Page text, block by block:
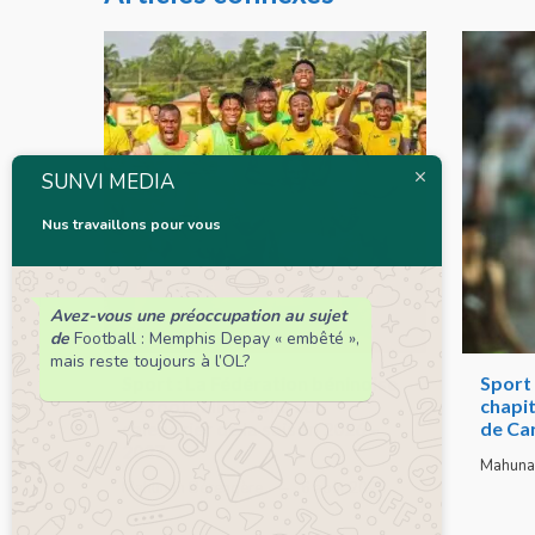
de football dévoile son
Sport
de
SUNVI MEDIA
Nus travaillons pour vous
Avez-vous une préoccupation au sujet
de Football : Memphis Depay « embêté »,
mais reste toujours à l’OL?